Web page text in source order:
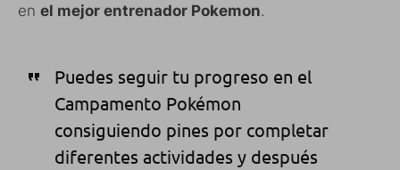
en el mejor entrenador Pokemon.
Puedes seguir tu progreso en el
Campamento Pokémon
consiguiendo pines por completar
diferentes actividades y después